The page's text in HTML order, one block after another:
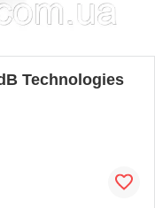
Technologies